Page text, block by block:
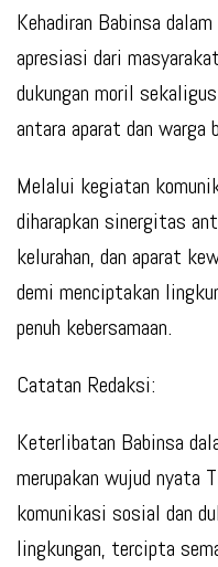
Kehadiran Babinsa
apresiasi dari
dukungan moril
antara aparat dan warga
Melalui kegiatan
diharapkan sinergitas
kelurahan, dan aparat
demi menciptakan
penuh kebersamaan.
Catatan Redaksi:
Keterlibatan Babinsa
merupakan wujud nyata
komunikasi sosial dan
lingkungan, tercipta